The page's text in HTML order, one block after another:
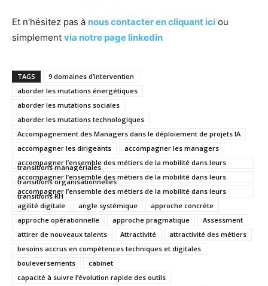
Et n’hésitez pas à nous contacter en cliquant ici ou
simplement via notre page linkedin
TAGS
9 domaines d’intervention
aborder les mutations énergétiques
aborder les mutations sociales
aborder les mutations technologiques
Accompagnement des Managers dans le déploiement de projets IA
accompagner les dirigeants
accompagner les managers
accompagner l’ensemble des métiers de la mobilité dans leurs
transitions managériales
accompagner l’ensemble des métiers de la mobilité dans leurs
transitions organisationnelles
accompagner l’ensemble des métiers de la mobilité dans leurs
transitions RH
agilité digitale
angle systémique
approche concrète
approche opérationnelle
approche pragmatique
Assessment
attirer de nouveaux talents
Attractivité
attractivité des métiers
besoins accrus en compétences techniques et digitales
bouleversements
cabinet
capacité à suivre l’évolution rapide des outils